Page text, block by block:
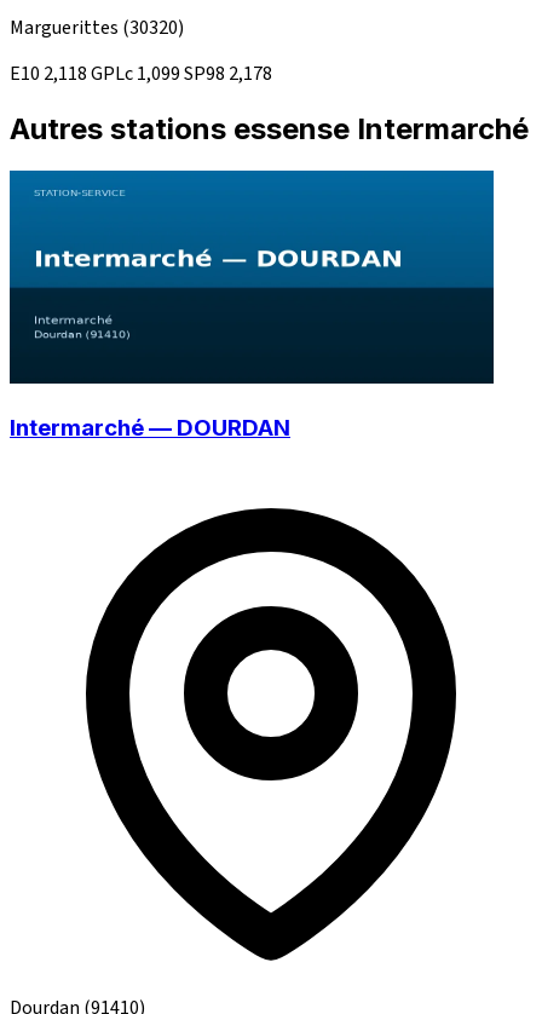
Marguerittes (30320)
E10 2,118GPLc1,099SP98 2,178
Autres stations essense Intermarché
Intermarché — DOURDAN
Dourdan (91410)